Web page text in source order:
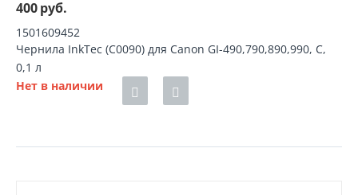
400руб.
1501609452
Чернила InkTec (C0090) для Canon GI-490,790,890,990, C,
0,1 л
Нет в наличии